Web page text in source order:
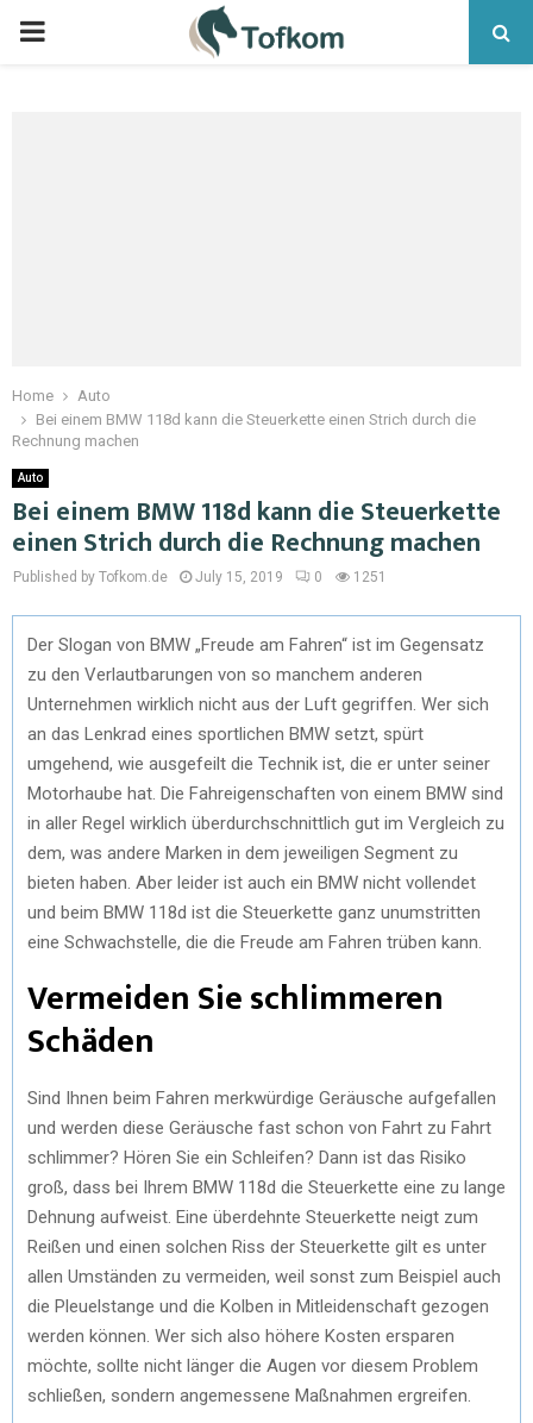
Home
Auto
Bei einem BMW 118d kann die Steuerkette einen Strich durch die
Rechnung machen
Auto
Bei einem BMW 118d kann die Steuerkette
einen Strich durch die Rechnung machen
Published by Tofkom.de July 15, 2019 0 1251
Der Slogan von BMW „Freude am Fahren“ ist im Gegensatz
zu den Verlautbarungen von so manchem anderen
Unternehmen wirklich nicht aus der Luft gegriffen. Wer sich
an das Lenkrad eines sportlichen BMW setzt, spürt
umgehend, wie ausgefeilt die Technik ist, die er unter seiner
Motorhaube hat. Die Fahreigenschaften von einem BMW sind
in aller Regel wirklich überdurchschnittlich gut im Vergleich zu
dem, was andere Marken in dem jeweiligen Segment zu
bieten haben. Aber leider ist auch ein BMW nicht vollendet
und beim BMW 118d ist die Steuerkette ganz unumstritten
eine Schwachstelle, die die Freude am Fahren trüben kann.
Vermeiden Sie schlimmeren
Schäden
Sind Ihnen beim Fahren merkwürdige Geräusche aufgefallen
und werden diese Geräusche fast schon von Fahrt zu Fahrt
schlimmer? Hören Sie ein Schleifen? Dann ist das Risiko
groß, dass bei Ihrem BMW 118d die Steuerkette eine zu lange
Dehnung aufweist. Eine überdehnte Steuerkette neigt zum
Reißen und einen solchen Riss der Steuerkette gilt es unter
allen Umständen zu vermeiden, weil sonst zum Beispiel auch
die Pleuelstange und die Kolben in Mitleidenschaft gezogen
werden können. Wer sich also höhere Kosten ersparen
möchte, sollte nicht länger die Augen vor diesem Problem
schließen, sondern angemessene Maßnahmen ergreifen.